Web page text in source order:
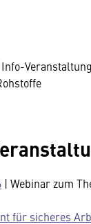
| Webinar zum
für sicheres